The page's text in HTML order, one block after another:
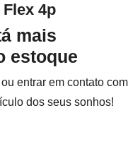
4p
mais
estoque
entrar em contato com
dos seus sonhos!